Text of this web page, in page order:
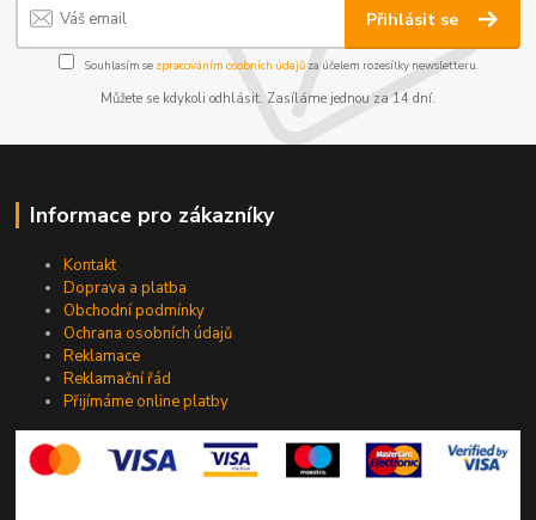
Přihlásit se
Souhlasím se zpracováním osobních údajůza účelem rozesílky newsletteru.
Můžete se kdykoli odhlásit. Zasíláme jednou za 14 dní.
Informace pro zákazníky
Kontakt
Doprava a platba
Obchodní podmínky
Ochrana osobních údajů
Reklamace
Reklamační řád
Přijímáme online platby